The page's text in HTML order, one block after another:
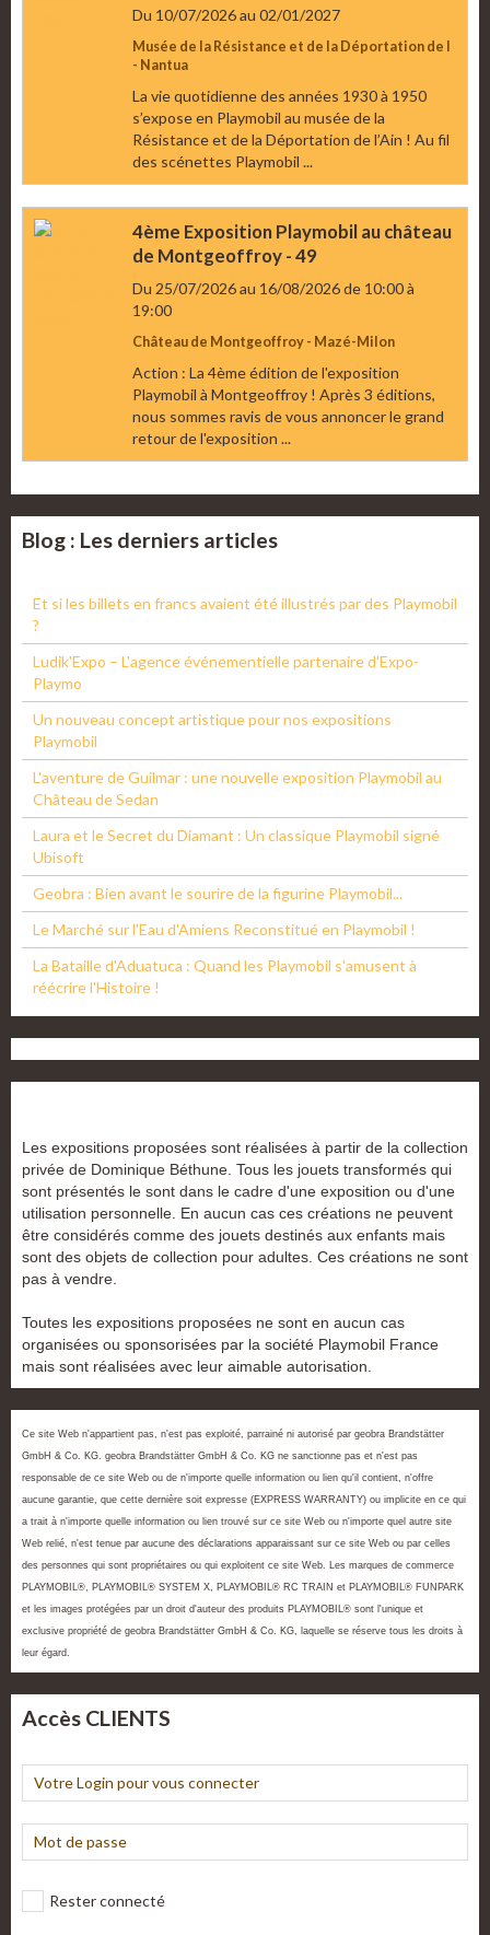
Du 10/07/2026au 02/01/2027
Musée de la Résistance et de la Déportation de l
- Nantua
La vie quotidienne des années 1930 à 1950
s’expose en Playmobil au musée de la
Résistance et de la Déportation de l’Ain ! Au fil
des scénettes Playmobil ...
4ème Exposition Playmobil au château
de Montgeoffroy - 49
Du 25/07/2026au 16/08/2026de 10:00à
19:00
Château de Montgeoffroy - Mazé-Milon
Action : La 4ème édition de l'exposition
Playmobil à Montgeoffroy ! Après 3 éditions,
nous sommes ravis de vous annoncer le grand
retour de l'exposition ...
Blog : Les derniers articles
Et si les billets en francs avaient été illustrés par des Playmobil
?
Ludik'Expo – L'agence événementielle partenaire d'Expo-
Playmo
Un nouveau concept artistique pour nos expositions
Playmobil
L'aventure de Guilmar : une nouvelle exposition Playmobil au
Château de Sedan
Laura et le Secret du Diamant : Un classique Playmobil signé
Ubisoft
Geobra : Bien avant le sourire de la figurine Playmobil...
Le Marché sur l'Eau d'Amiens Reconstitué en Playmobil !
La Bataille d'Aduatuca : Quand les Playmobil s'amusent à
réécrire l'Histoire !
Les expositions proposées sont réalisées à partir de la collection
privée de Dominique Béthune. Tous les jouets transformés qui
sont présentés le sont dans le cadre d'une exposition ou d'une
utilisation personnelle. En aucun cas ces créations ne peuvent
être considérés comme des jouets destinés aux enfants mais
sont des objets de collection pour adultes. Ces créations ne sont
pas à vendre.
Toutes les expositions proposées ne sont en aucun cas
organisées ou sponsorisées par la société Playmobil France
mais sont réalisées avec leur aimable autorisation.
Ce site Web n'appartient pas, n'est pas exploité, parrainé ni autorisé par geobra Brandstätter
GmbH & Co. KG. geobra Brandstätter GmbH & Co. KG ne sanctionne pas et n'est pas
responsable de ce site Web ou de n'importe quelle information ou lien qu'il contient, n'offre
aucune garantie, que cette dernière soit expresse (EXPRESS WARRANTY) ou implicite en ce qui
a trait à n'importe quelle information ou lien trouvé sur ce site Web ou n'importe quel autre site
Web relié, n'est tenue par aucune des déclarations apparaissant sur ce site Web ou par celles
des personnes qui sont propriétaires ou qui exploitent ce site Web. Les marques de commerce
PLAYMOBIL®, PLAYMOBIL® SYSTEM X, PLAYMOBIL® RC TRAIN et PLAYMOBIL® FUNPARK
et les images protégées par un droit d'auteur des produits PLAYMOBIL® sont l'unique et
exclusive propriété de geobra Brandstätter GmbH & Co. KG, laquelle se réserve tous les droits à
leur égard.
Accès CLIENTS
Rester connecté